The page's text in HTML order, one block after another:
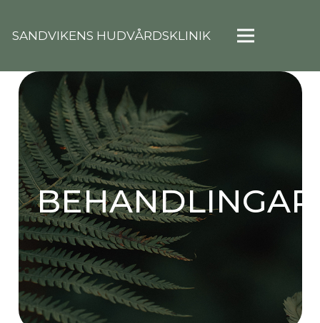
SANDVIKENS HUDVÅRDSKLINIK
BEHANDLINGAR